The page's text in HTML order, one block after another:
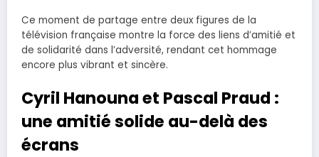
Ce moment de partage entre deux figures de la
télévision française montre la force des liens d’amitié et
de solidarité dans l’adversité, rendant cet hommage
encore plus vibrant et sincère.
Cyril Hanouna et Pascal Praud :
une amitié solide au-delà des
écrans